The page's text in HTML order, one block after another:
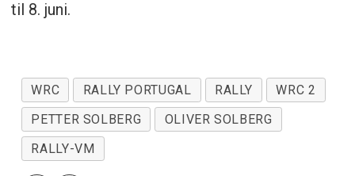
til 8. juni.
WRC RALLY PORTUGAL RALLY
WRC 2
PETTER SOLBERG
OLIVER SOLBERG
RALLY-VM